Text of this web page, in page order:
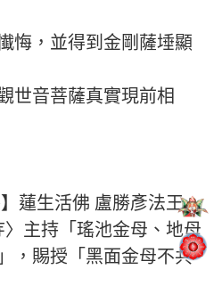
悔，並得到金剛薩埵顯
世音菩薩真實現前相
蓮生活佛 盧勝彥法王 2
主持「瑤池金母、地母
，賜授「黑面金母不共